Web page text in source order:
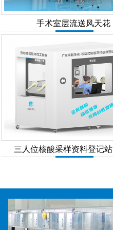
手术室层流送风天花
三人位核酸采样资料登记